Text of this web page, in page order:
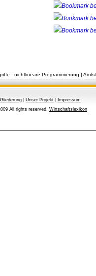
: nichtlineare Programmierung |
Unser Projekt
Impressum
All rights reserved. Wirtschaftslexikon